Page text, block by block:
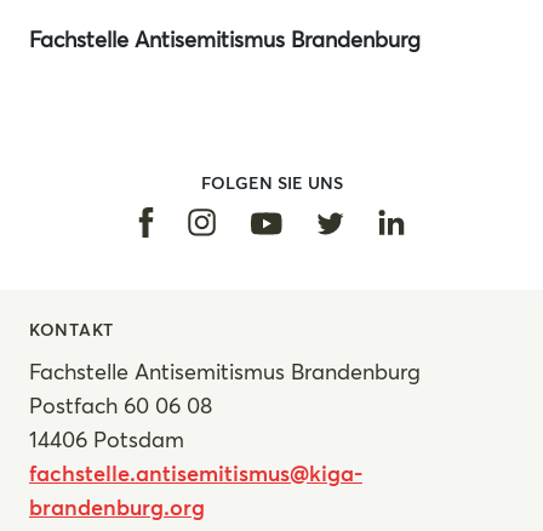
Fachstelle Antisemitismus Brandenburg
FOLGEN SIE UNS
FacebookInstagramYoutubeTwitterLinkedin
KONTAKT
Fachstelle Antisemitismus Brandenburg
Postfach 60 06 08
14406 Potsdam
fachstelle.antisemitismus@kiga-
brandenburg.org